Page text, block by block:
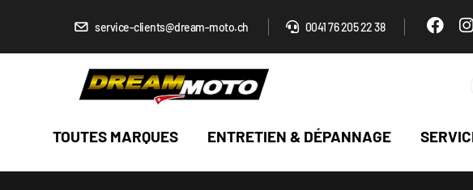
service-clients@dream-moto.ch 0041 76 205 22 38
TOUTES MARQUES ENTRETIEN & DÉPANNAGE